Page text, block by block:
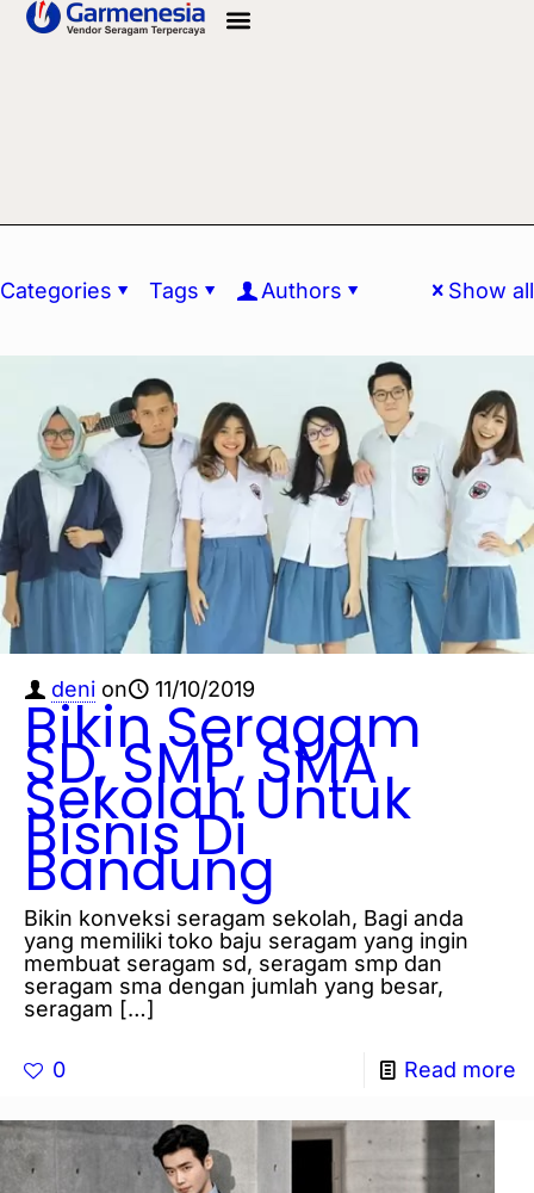
Categories Tags Authors Show all
deni on 11/10/2019
Bikin Seragam
SD, SMP, SMA
Sekolah Untuk
Bisnis Di
Bandung
Bikin konveksi seragam sekolah, Bagi anda
yang memiliki toko baju seragam yang ingin
membuat seragam sd, seragam smp dan
seragam sma dengan jumlah yang besar,
seragam […]
0 Read more